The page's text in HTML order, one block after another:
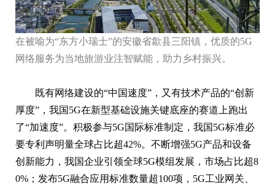
在被喻为“东方小瑞士”的安徽省歙县三阳镇，优质的5G
网络服务为当地旅游业注智赋能，助力乡村振兴。
既有网络建设的“中国速度”，又有技术产品的“创新
厚度”，我国5G在新型基础设施关键底座的赛道上跑出
了“加速度”。积极参与5G国际标准制定，我国5G标准必
要专利声明量全球占比超42%。不断增强5G产品和设备
创新能力，我国企业引领全球5G模组发展，市场占比超8
0%；发布5G融合应用标准数量超100项，5G工业网关、